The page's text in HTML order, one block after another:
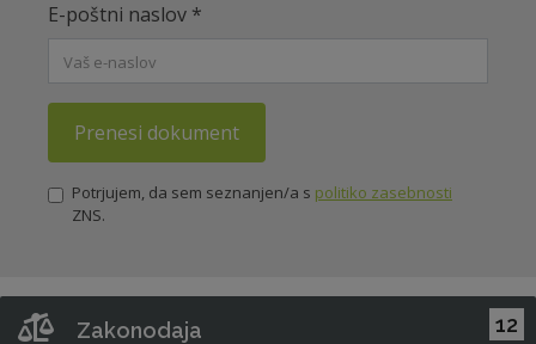
E-poštni naslov *
Prenesi dokument
Potrjujem, da sem seznanjen/a s politiko zasebnosti
ZNS.
Zakonodaja 12